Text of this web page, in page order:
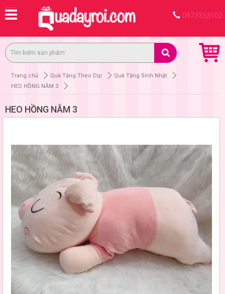
0973353102
Trang chủ Quà Tặng Theo Dịp
Quà Tặng Sinh Nhật
HEO HỒNG NẰM 3
HEO HỒNG NẰM 3